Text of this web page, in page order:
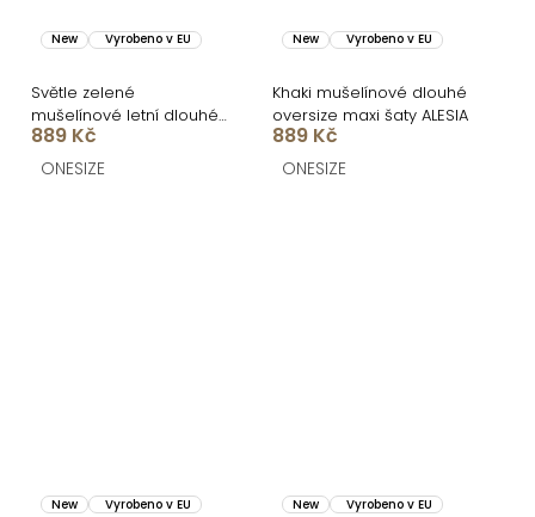
New Vyrobeno v EU
Světle zelené
mušelínové letní dlouhé
maxi šaty ALESIA
889 Kč
ONESIZE
New Vyrobeno v EU
Khaki mušelínové dlouhé
oversize maxi šaty ALESIA
889 Kč
ONESIZE
New Vyrobeno v EU New Vyrobeno v EU